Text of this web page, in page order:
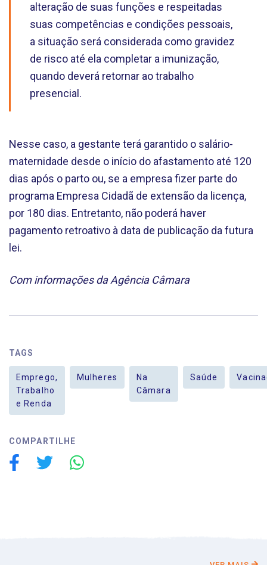
alteração de suas funções e respeitadas
suas competências e condições pessoais,
a situação será considerada como gravidez
de risco até ela completar a imunização,
quando deverá retornar ao trabalho
presencial.
Nesse caso, a gestante terá garantido o salário-
maternidade desde o início do afastamento até 120
dias após o parto ou, se a empresa fizer parte do
programa Empresa Cidadã de extensão da licença,
por 180 dias. Entretanto, não poderá haver
pagamento retroativo à data de publicação da futura
lei.
Com informações da Agência Câmara
TAGS
Emprego,
Trabalho
e Renda
Mulheres
Na
Câmara
Saúde
COMPARTILHE